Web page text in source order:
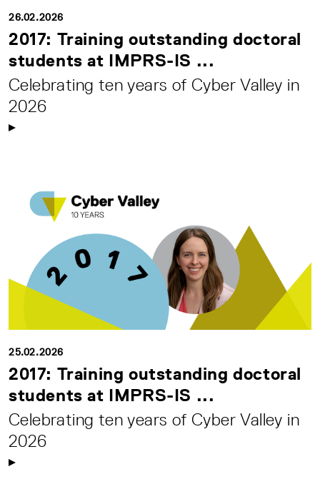
26.02.2026
2017: Training outstanding doctoral
students at IMPRS-IS ...
Celebrating ten years of Cyber Valley in
2026
25.02.2026
2017: Training outstanding doctoral
students at IMPRS-IS ...
Celebrating ten years of Cyber Valley in
2026